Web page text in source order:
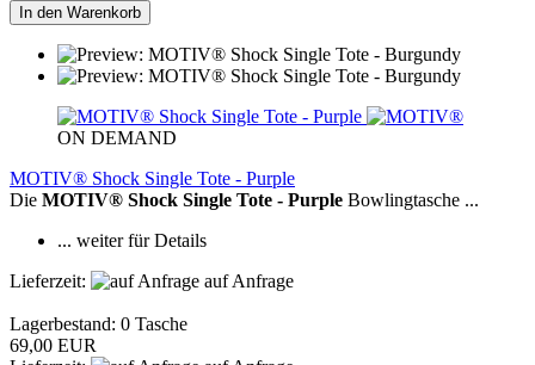
In den Warenkorb
ON DEMAND
MOTIV® Shock Single Tote - Purple
Die MOTIV® Shock Single Tote - Purple Bowlingtasche ...
... weiter für Details
Lieferzeit:
auf Anfrage
Lagerbestand: 0 Tasche
69,00 EUR